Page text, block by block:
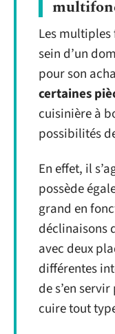
Les multiples
sein d’un
pour son
certaines
cuisinière à
possibilités
En effet, il
possède
grand en
déclinaisons
avec deux
différentes
de s’en
cuire tout